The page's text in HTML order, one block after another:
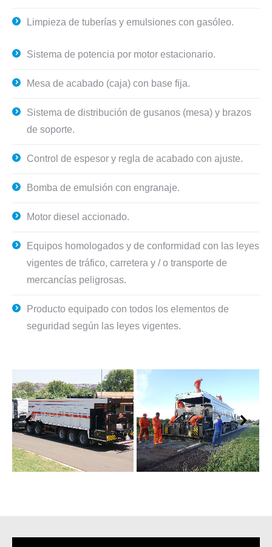
Limpieza de tuberías y emulsiones con gasóleo.
Sistema de potencia por motor estacionario.
Mesa de acabado (caja) con base fija.
Sistema de distribución de gusanos (mesa) y brazos
de soporte.
Control de espesor y regla de acabado con ajuste.
Bomba de emulsión con engranaje.
Motor diesel accionado.
Equipos homologados y de conformidad con las leyes
vigentes de tráfico, carretera y / o transporte de
mercancías peligrosas.
Producto equipado con todos los elementos de
seguridad según las leyes vigentes.